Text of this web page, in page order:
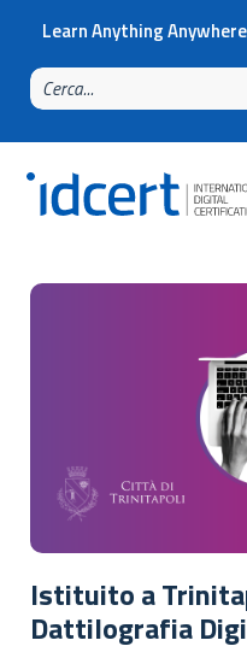
Learn Anything Anywhere
Istituito a
Dattilografia